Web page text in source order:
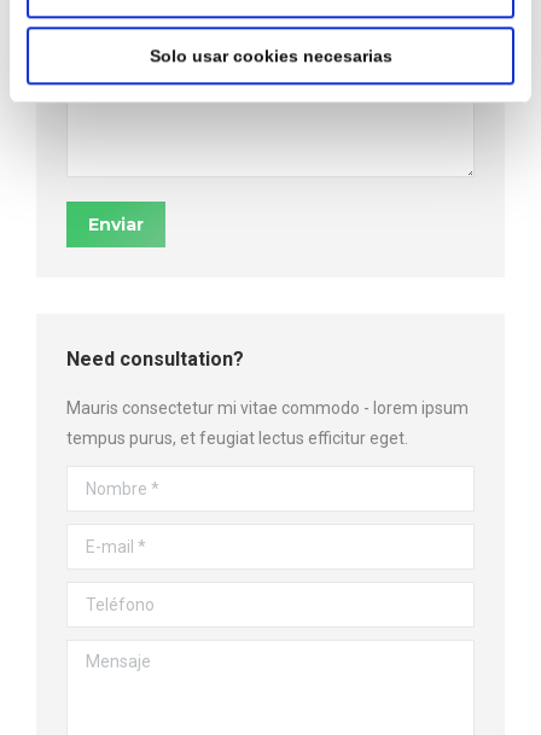
Solo usar cookies necesarias
Enviar
Need consultation?
Mauris consectetur mi vitae commodo - lorem ipsum
tempus purus, et feugiat lectus efficitur eget.
Nombre *
E-mail *
Teléfono
Mensaje